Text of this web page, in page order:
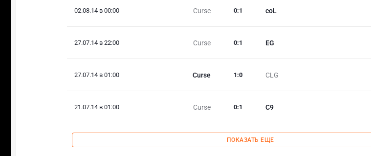
02.08.14 в 00:00 Curse coL
0:1
27.07.14 в 22:00 Curse EG
0:1
27.07.14 в 01:00 Curse CLG
1 :0
21.07.14 в 01:00 Curse C9
0:1
ПОКАЗАТЬ ЕЩЕ